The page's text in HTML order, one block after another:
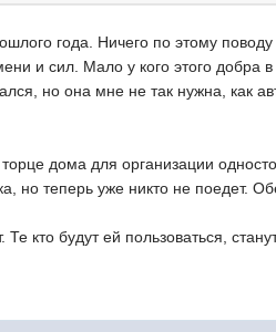
года. Ничего по этому поводу
и сил. Мало у кого этого добра
но она мне не так нужна, как
дома для организации
но теперь уже никто не поедет.
кто будут ей пользоваться,